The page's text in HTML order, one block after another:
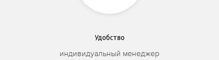
Удобство
индивидуальный менеджер